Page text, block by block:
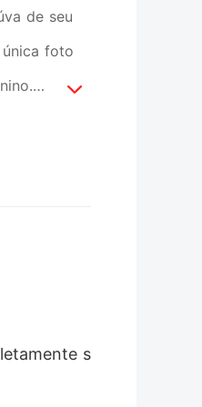
de seu
foto
Alfa.
para as
s